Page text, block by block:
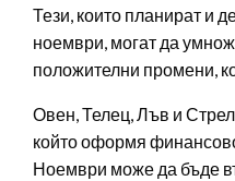
Тези, които планират и
ноември, могат да
положителни промени,
Овен, Телец, Лъв и
който оформя
Ноември може да бъде